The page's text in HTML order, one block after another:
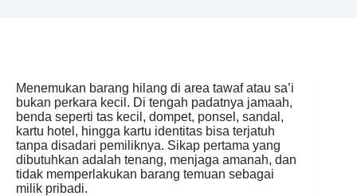
Menemukan barang hilang di area tawaf atau sa’i
bukan perkara kecil. Di tengah padatnya jamaah,
benda seperti tas kecil, dompet, ponsel, sandal,
kartu hotel, hingga kartu identitas bisa terjatuh
tanpa disadari pemiliknya. Sikap pertama yang
dibutuhkan adalah tenang, menjaga amanah, dan
tidak memperlakukan barang temuan sebagai
milik pribadi.